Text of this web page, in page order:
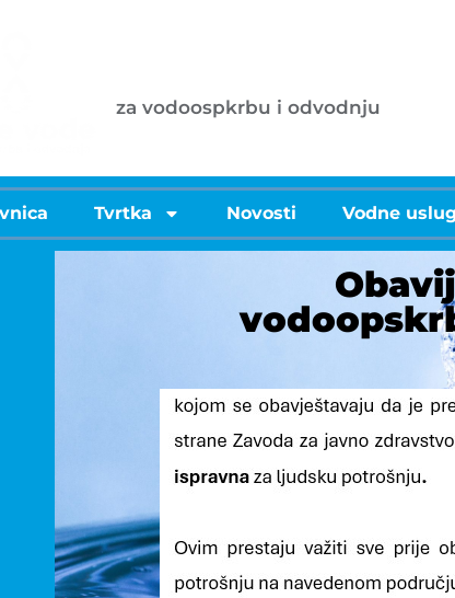
za vodoospkrbu i odvodnju
Tvrtka Novosti Vodne